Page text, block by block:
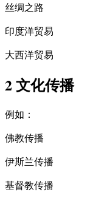
丝绸之路
印度洋贸易
大西洋贸易
2 文化传播
例如：
佛教传播
伊斯兰传播
基督教传播